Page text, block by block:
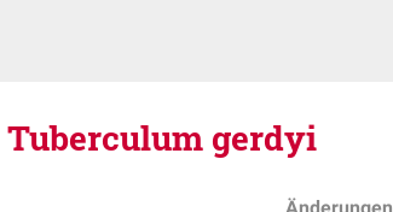
Tuberculum gerdyi